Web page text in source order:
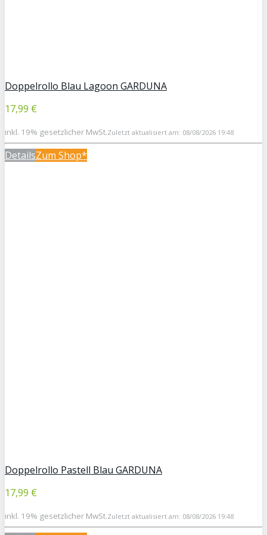
Doppelrollo Blau Lagoon GARDUNA
17,99 €
inkl. 19% gesetzlicher MwSt.Zuletzt aktualisiert am: 08/08/2026 19:48
DetailsZum Shop*
Doppelrollo Pastell Blau GARDUNA
17,99 €
inkl. 19% gesetzlicher MwSt.Zuletzt aktualisiert am: 08/08/2026 19:48